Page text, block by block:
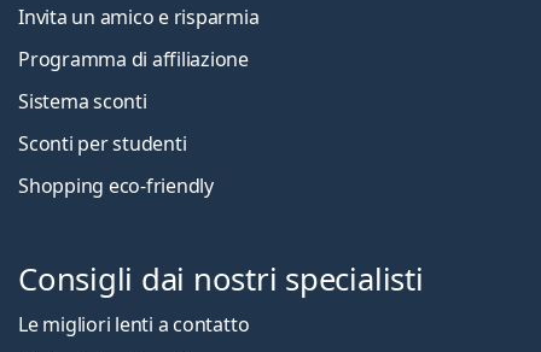
Invita un amico e risparmia
Programma di affiliazione
Sistema sconti
Sconti per studenti
Shopping eco-friendly
Consigli dai nostri specialisti
Le migliori lenti a contatto